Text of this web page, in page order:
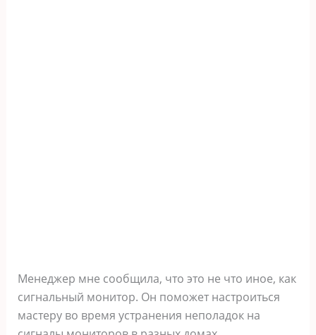
Менеджер мне сообщила, что это не что иное, как
сигнальный монитор. Он поможет настроиться
мастеру во время устранения неполадок на